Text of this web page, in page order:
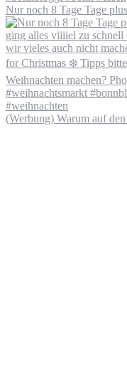
Nur noch 8 Tage Tage
(Werbung) Warum auf